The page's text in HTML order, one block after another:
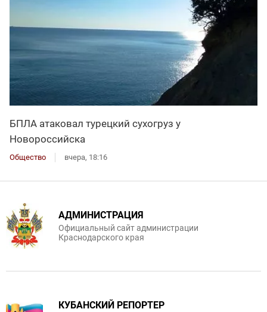
БПЛА атаковал турецкий сухогруз у
Новороссийска
Общество вчера, 18:16
АДМИНИСТРАЦИЯ
Официальный сайт администрации
Краснодарского края
КУБАНСКИЙ РЕПОРТЕР